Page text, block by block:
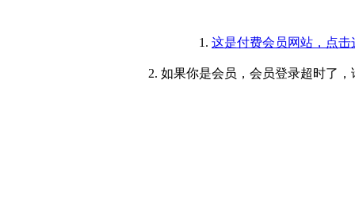
1. 这是付费会员网站，点击
2. 如果你是会员，会员登录超时了